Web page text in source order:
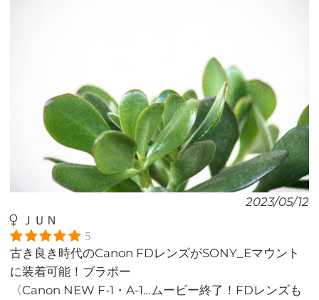
2023/05/12
ＪＵＮ
5
古き良き時代のCanon FDレンズがSONY_Eマウント
に装着可能！ブラボー
〈Canon NEW F-1・A-1…ムービー終了！FDレンズも